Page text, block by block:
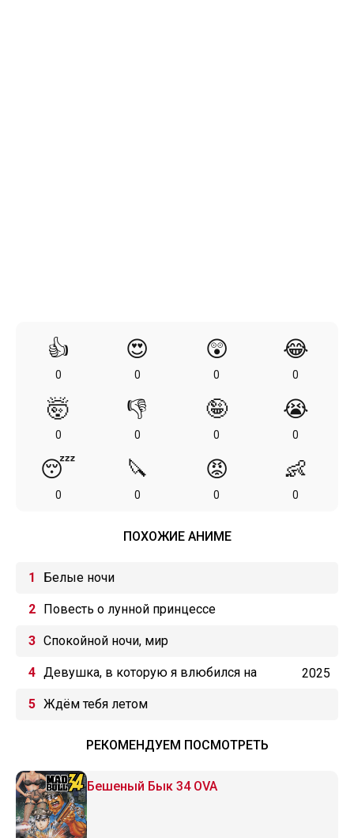
👍
0
😍
0
😲
0
😂
0
🤯
0
👎
0
🤪
0
😭
0
😴
0
🔪
0
😡
0
👶
0
ПОХОЖИЕ АНИМЕ
Белые ночи
Повесть о лунной принцессе
Спокойной ночи, мир
Девушка, в которую я влюбился на
Окинаве, говорит на диалекте, и с ней
2025
Ждём тебя летом
РЕКОМЕНДУЕМ ПОСМОТРЕТЬ
Бешеный Бык 34 OVA